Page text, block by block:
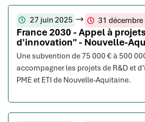
27 juin 2025 31 décembre
France 2030 - Appel à
d'innovation" - Nouvelle-
Une subvention de 75 000 € à 500
accompagner les projets de R&D et
PME et ETI de Nouvelle-Aquitaine.